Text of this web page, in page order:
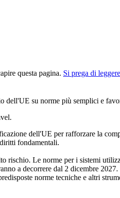
questa pagina. Si prega di
dell'UE su norme più semplici e
dell'UE per rafforzare la
fondamentali.
rischio. Le norme per i sistemi
a decorrere dal 2 dicembre
norme tecniche e altri